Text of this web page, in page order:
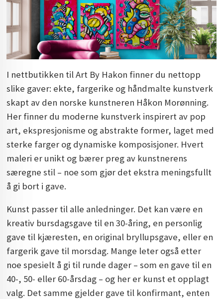
I nettbutikken til Art By Hakon finner du nettopp
slike gaver: ekte, fargerike og håndmalte kunstverk
skapt av den norske kunstneren Håkon Morønning.
Her finner du moderne kunstverk inspirert av pop
art, ekspresjonisme og abstrakte former, laget med
sterke farger og dynamiske komposisjoner. Hvert
maleri er unikt og bærer preg av kunstnerens
særegne stil – noe som gjør det ekstra meningsfullt
å gi bort i gave.
Kunst passer til alle anledninger. Det kan være en
kreativ bursdagsgave til en 30-åring, en personlig
gave til kjæresten, en original bryllupsgave, eller en
fargerik gave til morsdag. Mange leter også etter
noe spesielt å gi til runde dager – som en gave til en
40-, 50- eller 60-årsdag – og her er kunst et opplagt
valg. Det samme gjelder gave til konfirmant, enten